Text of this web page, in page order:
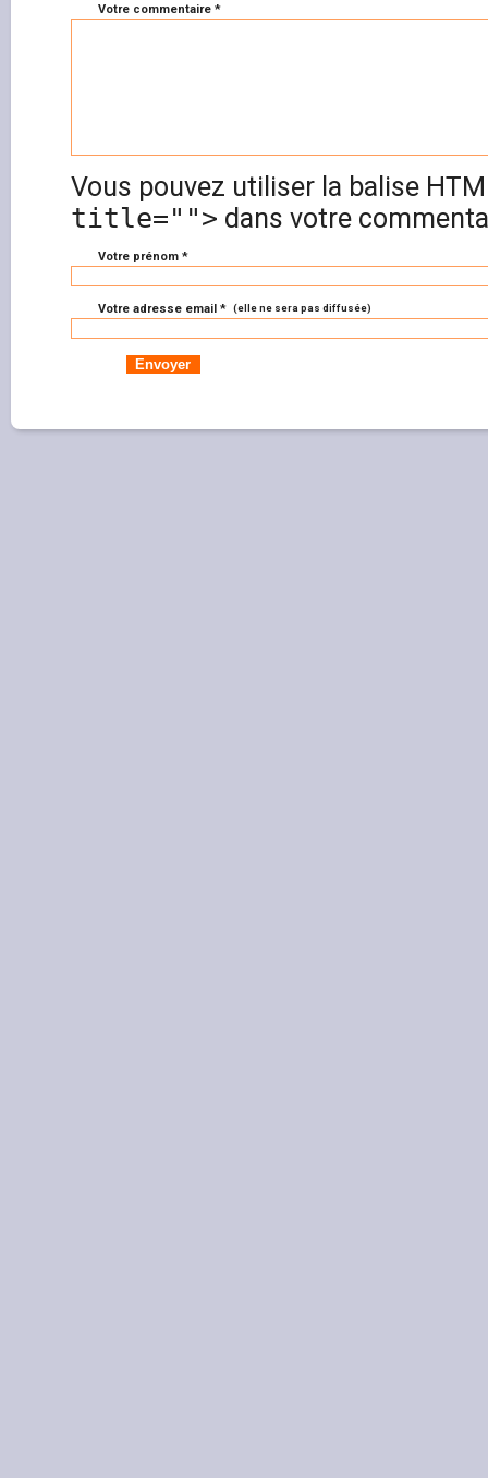
Votre commentaire *
Vous pouvez utiliser la balise
title=""> dans votre
Votre prénom *
Votre adresse email * (elle ne sera pas diffusée)